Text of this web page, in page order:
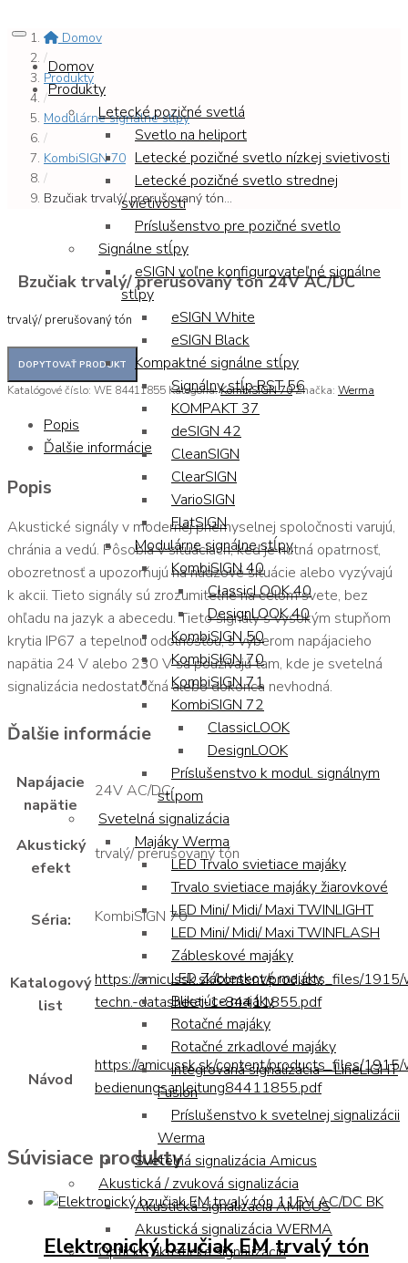
Domov
Produkty
Letecké pozičné svetlá
Svetlo na heliport
Letecké pozičné svetlo nízkej svietivosti
Letecké pozičné svetlo strednej
svietivosti
Príslušenstvo pre pozičné svetlo
Signálne stĺpy
eSIGN voľne konfigurovateľné signálne
stĺpy
eSIGN White
eSIGN Black
Kompaktné signálne stĺpy
Signálny stĺp RST 56
KOMPAKT 37
deSIGN 42
CleanSIGN
ClearSIGN
VarioSIGN
FlatSIGN
Modulárne signálne stĺpy
KombiSIGN 40
ClassicLOOK 40
DesignLOOK 40
KombiSIGN 50
KombiSIGN 70
KombiSIGN 71
KombiSIGN 72
ClassicLOOK
DesignLOOK
Príslušenstvo k modul. signálnym
stĺpom
Svetelná signalizácia
Majáky Werma
LED Trvalo svietiace majáky
Trvalo svietiace majáky žiarovkové
LED Mini/ Midi/ Maxi TWINLIGHT
LED Mini/ Midi/ Maxi TWINFLASH
Zábleskové majáky
LED Zábleskové majáky
Blikajúce majáky
Rotačné majáky
Rotačné zrkadlové majáky
Integrovaná signalizácia – LineLIGHT
Fusion
Príslušenstvo k svetelnej signalizácii
Werma
Svetelná signalizácia Amicus
Akustická / zvuková signalizácia
Akustická signalizácia AMICUS
Akustická signalizácia WERMA
Opticko akustická signalizácia
Domov
/
Produkty
/
Modulárne signálne stĺpy
/
KombiSIGN 70
/
Bzučiak trvalý/ prerušovaný tón...
Bzučiak trvalý/ prerušovaný tón 24V AC/DC
trvalý/ prerušovaný tón
Katalógové číslo: WE 84411855 Kategória:KombiSIGN 70Značka: Werma
Popis
Ďalšie informácie
Popis
Akustické signály v modernej priemyselnej spoločnosti varujú,
chránia a vedú. Pôsobia v situáciách, keď je nutná opatrnosť,
obozretnosť a upozorňujú na núdzové situácie alebo vyzývajú
k akcii. Tieto signály sú zrozumiteľné na celom svete, bez
ohľadu na jazyk a abecedu. Tieto signály s vysokým stupňom
krytia IP67 a tepelnou odolnosťou, s výberom napájacieho
napätia 24 V alebo 230 V sa používajú tam, kde je svetelná
signalizácia nedostatočná alebo dokonca nevhodná.
Ďalšie informácie
Napájacie
napätie
24V AC/DC
Akustický
efekt
trvalý/ prerušovaný tón
Séria: KombiSIGN 70
Katalogový
list
https://amicussk.sk/content/products_files/
techn.-datasheet-1-84411855.pdf
Návod
https://amicussk.sk/content/products_files/
bedienungsanleitung84411855.pdf
Súvisiace produkty
Elektronický bzučiak EM trvalý tón